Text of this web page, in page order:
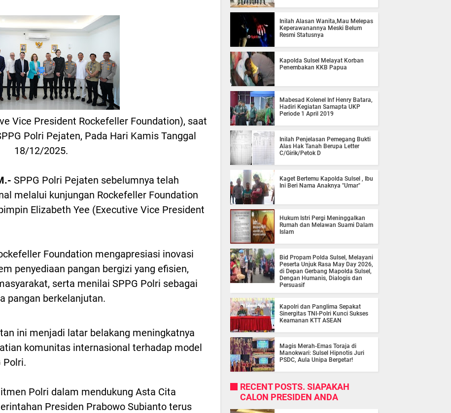
Vice President Rockefeller Foundation), saat
Polri Pejaten, Pada Hari Kamis Tanggal
18/12/2025.
SPPG Polri Pejaten sebelumnya telah
melalui kunjungan Rockefeller Foundation
Elizabeth Yee (Executive Vice President
Foundation mengapresiasi inovasi
penyediaan pangan bergizi yang efisien,
serta menilai SPPG Polri sebagai
pangan berkelanjutan.
ini menjadi latar belakang meningkatnya
komunitas internasional terhadap model
Polri.
Polri dalam mendukung Asta Cita
Presiden Prabowo Subianto terus
Inilah Alasan Wanita,Mau Melepas
Keperawanannya Meski Belum
Resmi Statusnya
Kapolda Sulsel Melayat Korban
Penembakan KKB Papua
Mabesad Kolenel Inf Henry Batara,
Hadiri Kegiatan Samapta UKP
Periode 1 April 2019
Inilah Penjelasan Pemegang Bukti
Alas Hak Tanah Berupa Letter
C/Girik/Petok D
Kaget Bertemu Kapolda Sulsel , Ibu
Ini Beri Nama Anaknya "Umar"
Hukum Istri Pergi Meninggalkan
Rumah dan Melawan Suami Dalam
Islam
Bid Propam Polda Sulsel, Melayani
Peserta Unjuk Rasa May Day 2026,
di Depan Gerbang Mapolda Sulsel,
Dengan Humanis, Dialogis dan
Persuasif
Kapolri dan Panglima Sepakat
Sinergitas TNI-Polri Kunci Sukses
Keamanan KTT ASEAN
Magis Merah-Emas Toraja di
Manokwari: Sulsel Hipnotis Juri
PSDC, Aula Unipa Bergetar!
RECENT POSTS. SIAPAKAH
CALON PRESIDEN ANDA